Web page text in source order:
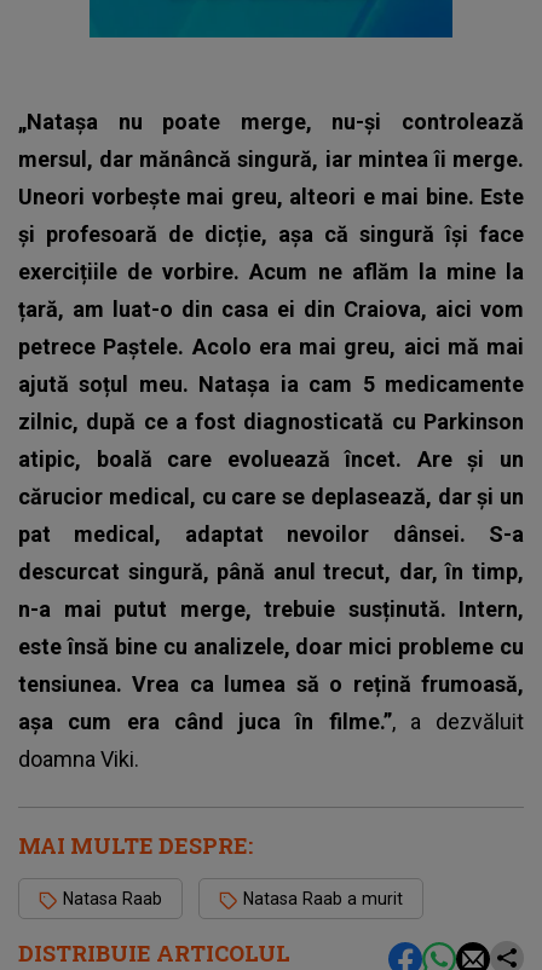
DISTRIBUIE ARTICOLUL
„Natașa nu poate merge, nu-și controlează
mersul, dar mănâncă singură, iar mintea îi merge.
Uneori vorbește mai greu, alteori e mai bine. Este
și profesoară de dicție, așa că singură își face
exercițiile de vorbire. Acum ne aflăm la mine la
țară, am luat-o din casa ei din Craiova, aici vom
petrece Paștele. Acolo era mai greu, aici mă mai
ajută soțul meu. Natașa ia cam 5 medicamente
zilnic, după ce a fost diagnosticată cu Parkinson
atipic, boală care evoluează încet. Are și un
cărucior medical, cu care se deplasează, dar și un
pat medical, adaptat nevoilor dânsei. S-a
descurcat singură, până anul trecut, dar, în timp,
n-a mai putut merge, trebuie susținută. Intern,
este însă bine cu analizele, doar mici probleme cu
tensiunea. Vrea ca lumea să o rețină frumoasă,
așa cum era când juca în filme.”, a dezvăluit
doamna Viki.
MAI MULTE DESPRE:
Natasa Raab Natasa Raab a murit